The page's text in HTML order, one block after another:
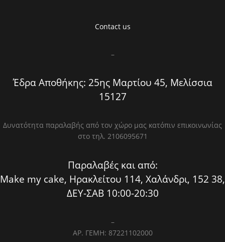
Contact us
–
Έδρα Αποθήκης: 25ης Μαρτίου 45, Μελίσσια
15127
Δυνατότητα παραλαβής από τον χώρο μας κατόπιν επικοινωνίας
στο τηλ. 2106095671
Παραλαβές και από:
Make my cake, Ηρακλείτου 114, Χαλάνδρι, 152 38,
ΔΕΥ-ΣΑΒ 10:00-20:30
–
ΑΡ. ΓΕΜΗ: 87221102000